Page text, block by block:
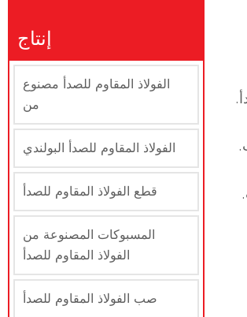
إنتاج
الفولاذ المقاوم للصدأ مصنوع
من
الفولاذ المقاوم للصدأ البولندي
قطع الفولاذ المقاوم للصدأ
المسبوكات المصنوعة من
الفولاذ المقاوم للصدأ
صب الفولاذ المقاوم للصدأ